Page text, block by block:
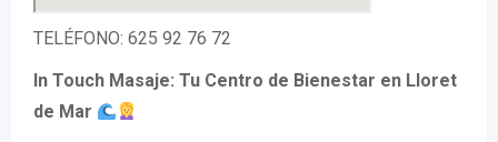
TELÉFONO: 625 92 76 72
In Touch Masaje: Tu Centro de Bienestar en Lloret
de Mar